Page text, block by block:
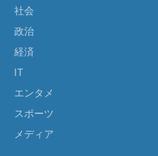
社会
政治
経済
IT
エンタメ
スポーツ
メディア